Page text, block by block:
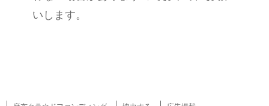
いします。